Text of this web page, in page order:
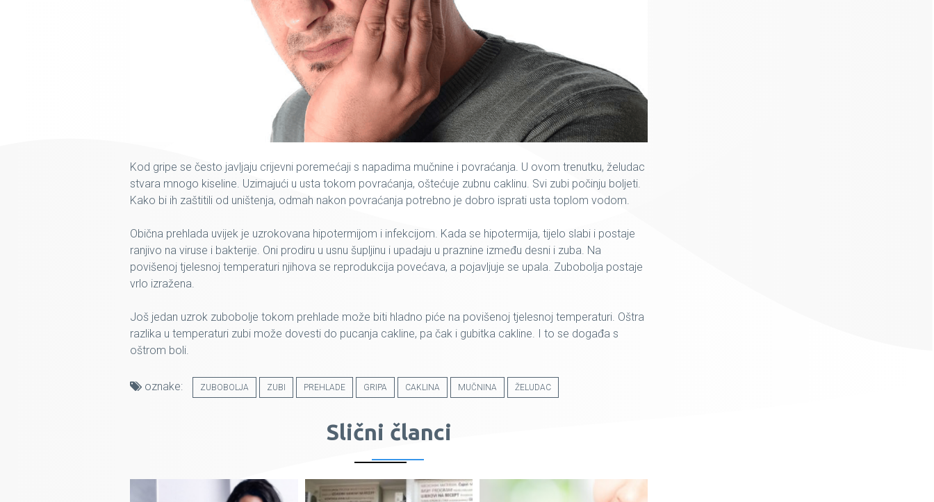
Kod gripe se često javljaju crijevni poremećaji s napadima mučnine i povraćanja. U ovom trenutku, želudac
stvara mnogo kiseline. Uzimajući u usta tokom povraćanja, oštećuje zubnu caklinu. Svi zubi počinju boljeti.
Kako bi ih zaštitili od uništenja, odmah nakon povraćanja potrebno je dobro isprati usta toplom vodom.
Obična prehlada uvijek je uzrokovana hipotermijom i infekcijom. Kada se hipotermija, tijelo slabi i postaje
ranjivo na viruse i bakterije. Oni prodiru u usnu šupljinu i upadaju u praznine između desni i zuba. Na
povišenoj tjelesnoj temperaturi njihova se reprodukcija povećava, a pojavljuje se upala. Zubobolja postaje
vrlo izražena.
Još jedan uzrok zubobolje tokom prehlade može biti hladno piće na povišenoj tjelesnoj temperaturi. Oštra
razlika u temperaturi zubi može dovesti do pucanja cakline, pa čak i gubitka cakline. I to se događa s
oštrom boli.
oznake: ZUBOBOLJA ZUBI PREHLADE GRIPA CAKLINA MUČNINA ŽELUDAC
Slični članci